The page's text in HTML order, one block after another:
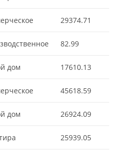
29374.71
82.99
дом 17610.13
45618.59
дом 26924.09
25939.05